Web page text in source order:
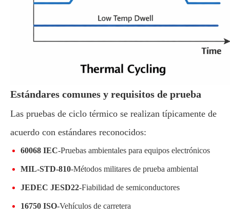
Estándares comunes y requisitos de prueba
Las pruebas de ciclo térmico se realizan típicamente de
acuerdo con estándares reconocidos:
60068 IEC-Pruebas ambientales para equipos electrónicos
MIL-STD-810-Métodos militares de prueba ambiental
JEDEC JESD22-Fiabilidad de semiconductores
16750 ISO-Vehículos de carretera